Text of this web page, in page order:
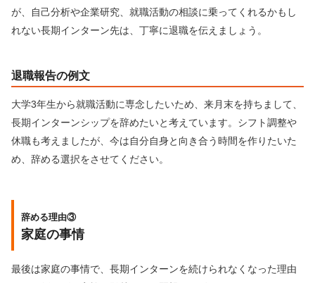
が、自己分析や企業研究、就職活動の相談に乗ってくれるかもし
れない長期インターン先は、丁寧に退職を伝えましょう。
退職報告の例文
大学3年生から就職活動に専念したいため、来月末を持ちまして、
長期インターンシップを辞めたいと考えています。シフト調整や
休職も考えましたが、今は自分自身と向き合う時間を作りたいた
め、辞める選択をさせてください。
辞める理由③
家庭の事情
最後は家庭の事情で、長期インターンを続けられなくなった理由